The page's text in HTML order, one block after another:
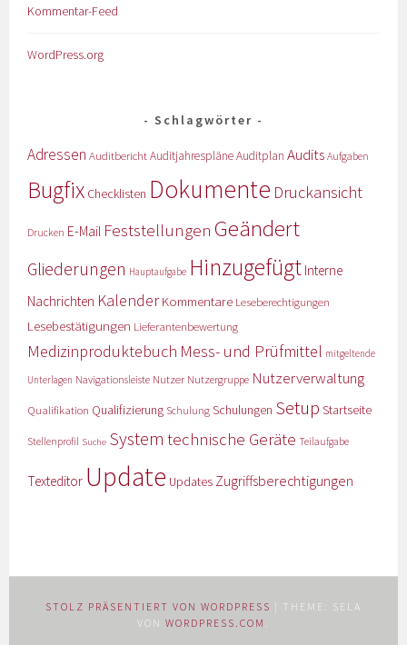
Kommentar-Feed
WordPress.org
Schlagwörter
Adressen AuditberichtAuditjahrespläneAuditplan Audits Aufgaben
Bugfix Checklisten Dokumente Druckansicht
Drucken E-Mail Feststellungen Geändert
Gliederungen Hauptaufgabe Hinzugefügt Interne
Nachrichten KalenderKommentare Leseberechtigungen
Lesebestätigungen Lieferantenbewertung
Medizinproduktebuch Mess- und Prüfmittel mitgeltende
Unterlagen Navigationsleiste Nutzer Nutzergruppe Nutzerverwaltung
Qualifikation Qualifizierung Schulung Schulungen Setup Startseite
Stellenprofil Suche System technische Geräte Teilaufgabe
Texteditor Update Updates Zugriffsberechtigungen
STOLZ PRÄSENTIERT VON WORDPRESS | THEME: SELA
VON WORDPRESS.COM